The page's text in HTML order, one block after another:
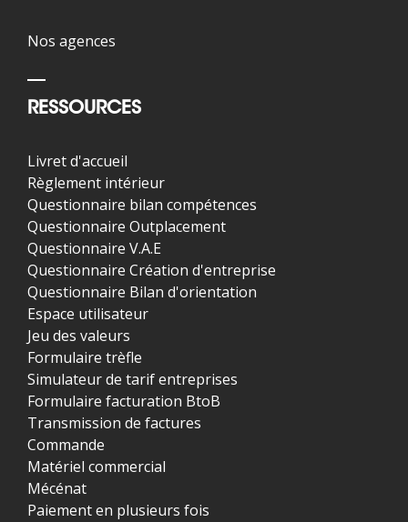
Nos agences
RESSOURCES
Livret d'accueil
Règlement intérieur
Questionnaire bilan compétences
Questionnaire Outplacement
Questionnaire V.A.E
Questionnaire Création d'entreprise
Questionnaire Bilan d'orientation
Espace utilisateur
Jeu des valeurs
Formulaire trèfle
Simulateur de tarif entreprises
Formulaire facturation BtoB
Transmission de factures
Commande
Matériel commercial
Mécénat
Paiement en plusieurs fois